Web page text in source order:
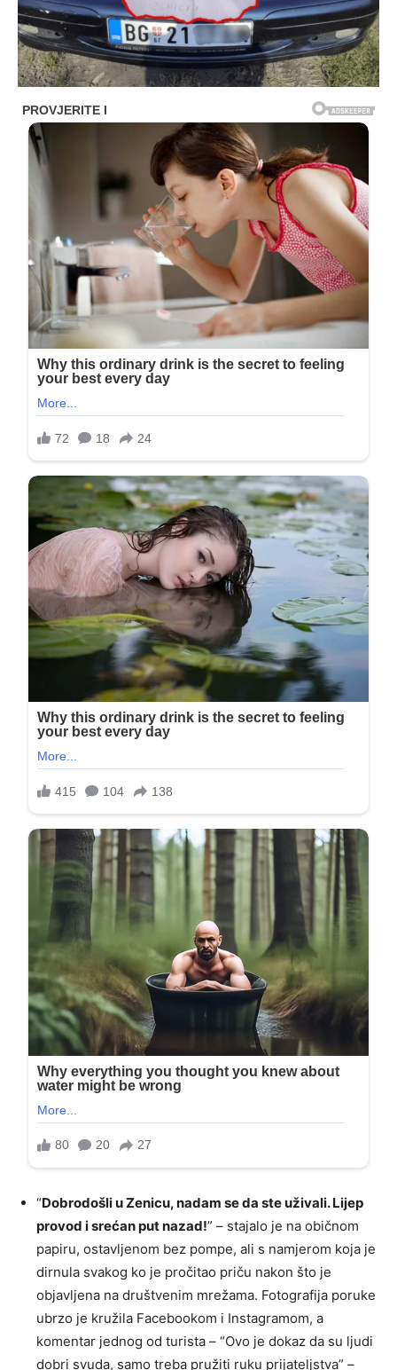
“Dobrodošli u Zenicu, nadam se da ste uživali. Lijep
provod i srećan put nazad!” – stajalo je na običnom
papiru, ostavljenom bez pompe, ali s namjerom koja je
dirnula svakog ko je pročitao priču nakon što je
objavljena na društvenim mrežama. Fotografija poruke
ubrzo je kružila Facebookom i Instagramom, a
komentar jednog od turista – “Ovo je dokaz da su ljudi
dobri svuda, samo treba pružiti ruku prijateljstva” –